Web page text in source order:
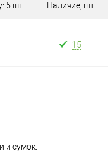
5 шт Наличие, шт
15
и сумок.